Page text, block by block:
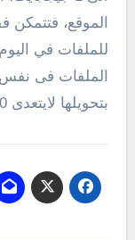
الموقع،
للملفات في
الملفات فى
بتحويلها لايتعدى 100 ميغابايت فقط . {